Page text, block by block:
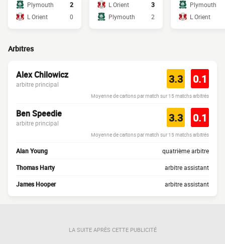
Plymouth
2
L Orient
0
L Orient
3
Plymouth
2
Plymouth
L Orient
Arbitres
Alex Chilowicz
arbitre principal 3.3 0.1
Moyenne de cartons par match sur 15 matchs arbitrés
Ben Speedie
arbitre principal 3.3 0.1
Moyenne de cartons par match sur 15 matchs arbitrés
Alan Young quatrième arbitre
Thomas Harty arbitre assistant
James Hooper arbitre assistant
LA SUITE APRÈS CETTE PUBLICITÉ